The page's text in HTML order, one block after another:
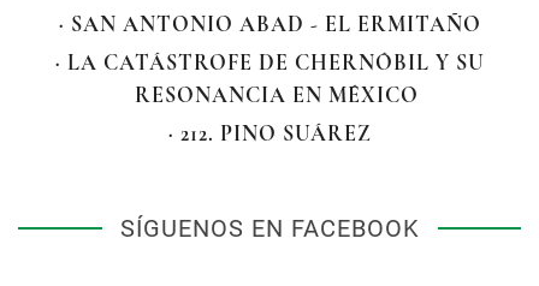
· SAN ANTONIO ABAD - EL ERMITAÑO
· LA CATÁSTROFE DE CHERNÓBIL Y SU
RESONANCIA EN MÉXICO
· 212. PINO SUÁREZ
SÍGUENOS EN FACEBOOK